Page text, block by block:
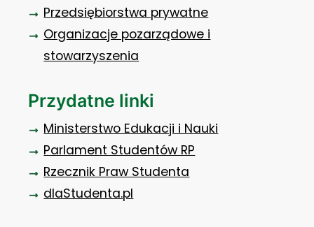
Przedsiębiorstwa prywatne
Organizacje pozarządowe i
stowarzyszenia
Przydatne linki
Ministerstwo Edukacji i Nauki
Parlament Studentów RP
Rzecznik Praw Studenta
dlaStudenta.pl